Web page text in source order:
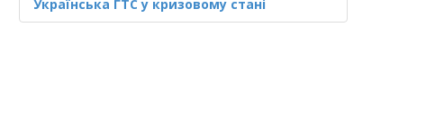
Українська ГТС у кризовому стані